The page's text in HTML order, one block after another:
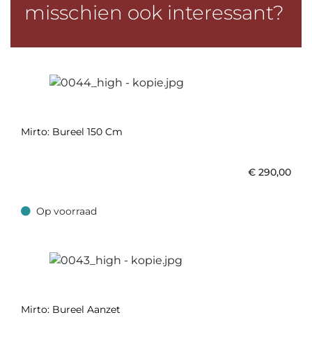
misschien ook interessant?
Mirto: Bureel 150 Cm
€ 290,00
Op voorraad
Op voorraad
Mirto: Bureel Aanzet